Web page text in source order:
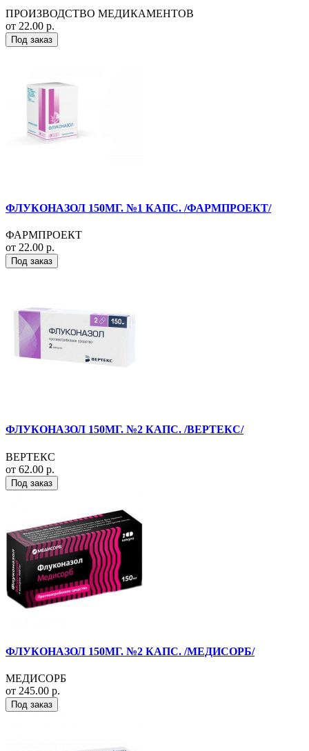
ПРОИЗВОДСТВО МЕДИКАМЕНТОВ
от 22.00 р.
Под заказ
ФЛУКОНАЗОЛ 150МГ. №1 КАПС. /ФАРМПРОЕКТ/
ФАРМПРОЕКТ
от 22.00 р.
Под заказ
ФЛУКОНАЗОЛ 150МГ. №2 КАПС. /ВЕРТЕКС/
ВЕРТЕКС
от 62.00 р.
Под заказ
ФЛУКОНАЗОЛ 150МГ. №2 КАПС. /МЕДИСОРБ/
МЕДИСОРБ
от 245.00 р.
Под заказ